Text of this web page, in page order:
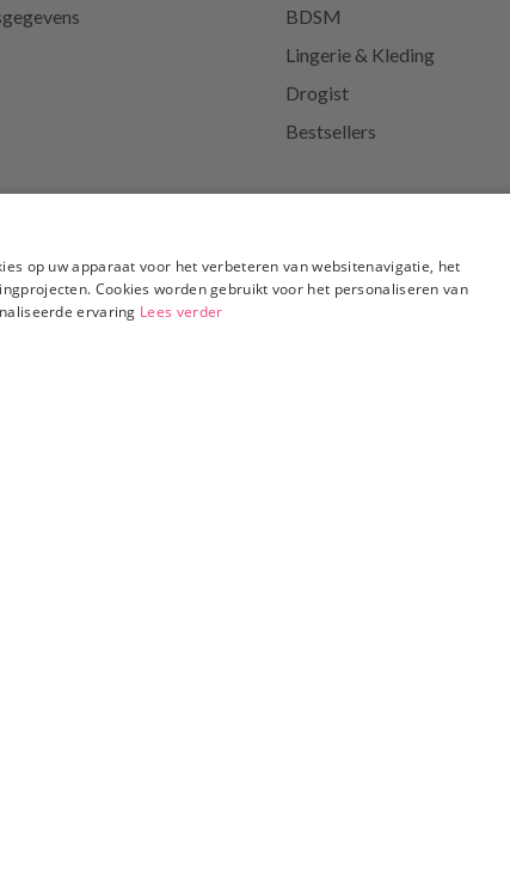
BDSM
Lingerie & Kleding
Drogist
Bestsellers
gratis verzendingvanaf €50 100% Discrete
op uw apparaat voor het verbeteren van websitenavigatie, het
Cookies worden gebruikt voor het personaliseren van
ervaring Lees verder